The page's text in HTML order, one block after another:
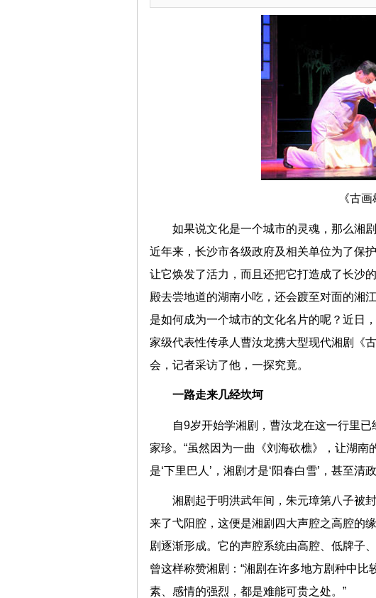
《古
如果说文化是一个城市的灵魂，那么湘
近年来，长沙市各级政府及相关单位为了保
让它焕发了活力，而且还把它打造成了长沙
殿去尝地道的湖南小吃，还会踱至对面的湘
是如何成为一个城市的文化名片的呢？近日
家级代表性传承人曹汝龙携大型现代湘剧《
会，记者采访了他，一探究竟。
一路走来几经坎坷
自9岁开始学湘剧，曹汝龙在这一行里
家珍。“虽然因为一曲《刘海砍樵》，让湖
是‘下里巴人’，湘剧才是‘阳春白雪’，甚至清
湘剧起于明洪武年间，朱元璋第八子被
来了弋阳腔，这便是湘剧四大声腔之高腔的
剧逐渐形成。它的声腔系统由高腔、低牌子
曾这样称赞湘剧：“湘剧在许多地方剧种中
素、感情的强烈，都是难能可贵之处。”